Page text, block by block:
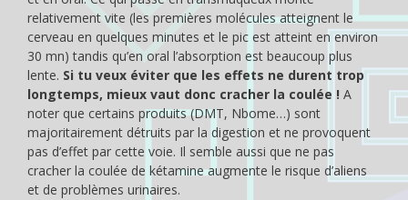
relativement vite (les premières molécules atteignent le
cerveau en quelques minutes et le pic est atteint en environ
30 mn) tandis qu’en oral l’absorption est beaucoup plus
lente. Si tu veux éviter que les effets ne durent trop
longtemps, mieux vaut donc cracher la coulée ! A
noter que certains produits (DMT, Nbome…) sont
majoritairement détruits par la digestion et ne provoquent
pas d’effet par cette voie. Il semble aussi que ne pas
cracher la coulée de kétamine augmente le risque d’aliens
et de problèmes urinaires.